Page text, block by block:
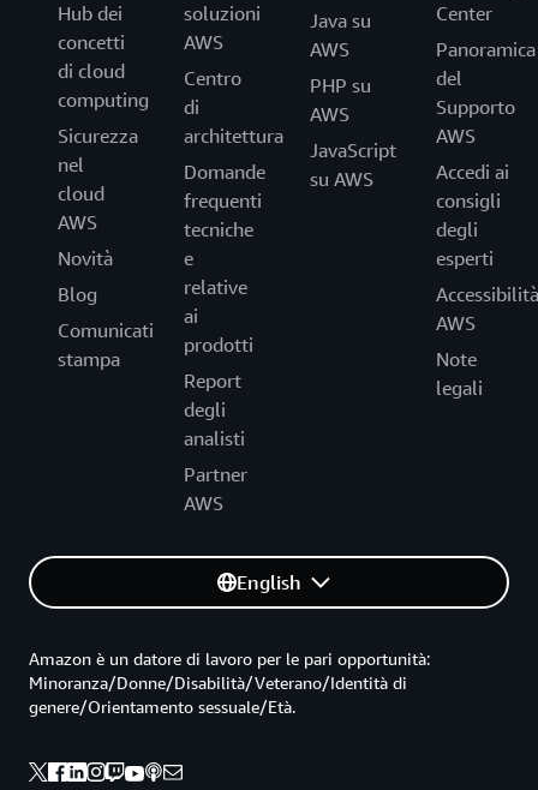
Hub dei
concetti
di cloud
computing
Sicurezza
nel
cloud
AWS
Novità
Blog
Comunicati
stampa
soluzioni
AWS
Centro
di
architettura
Domande
frequenti
tecniche
e
relative
ai
prodotti
Report
degli
analisti
Partner
AWS
Java su
AWS
PHP su
AWS
JavaScript
su AWS
Center
Panoramica
del
Supporto
AWS
Accedi ai
consigli
degli
esperti
Accessibilità
AWS
Note
legali
English
Amazon è un datore di lavoro per le pari opportunità:
Minoranza/Donne/Disabilità/Veterano/Identità di
genere/Orientamento sessuale/Età.